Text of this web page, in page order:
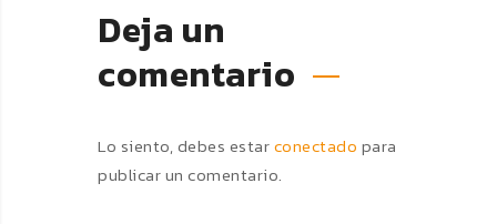
Deja un
comentario
Lo siento, debes estarconectado para
publicar un comentario.